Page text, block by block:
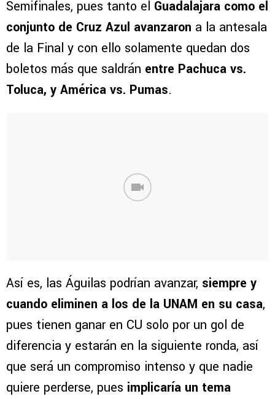
Semifinales, pues tanto el Guadalajara como el
conjunto de Cruz Azul avanzaron a la antesala
de la Final y con ello solamente quedan dos
boletos más que saldrán entre Pachuca vs.
Toluca, y América vs. Pumas.
Así es, las Águilas podrían avanzar, siempre y
cuando eliminen a los de la UNAM en su casa,
pues tienen ganar en CU solo por un gol de
diferencia y estarán en la siguiente ronda, así
que será un compromiso intenso y que nadie
quiere perderse, pues implicaría un tema